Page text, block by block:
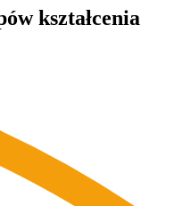
kształcenia